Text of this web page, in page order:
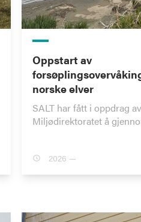
Oppstart av
norske elver
SALT har fått i oppdrag av
Miljødirektoratet å
2026 —